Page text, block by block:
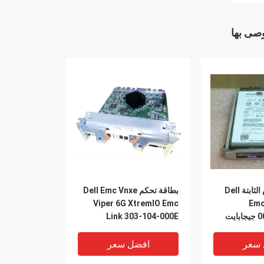
بها
بطاقة تحكم Dell Emc Vnxe
Viper 6G XtremIO Emc
Link 303-104-000E
افضل سعر
محرك الأقراص الثابتة Dell
005050674800 جيجابايت
سعر